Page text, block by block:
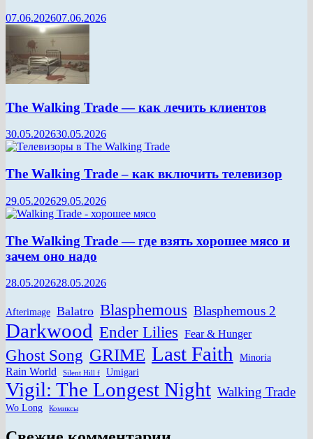
07.06.202607.06.2026
The Walking Trade — как лечить клиентов
30.05.202630.05.2026
The Walking Trade – как включить телевизор
29.05.202629.05.2026
The Walking Trade — где взять хорошее мясо и
зачем оно надо
28.05.202628.05.2026
Afterimage Balatro Blasphemous Blasphemous 2
Darkwood Ender Lilies Fear & Hunger
Ghost Song GRIME Last Faith Minoria
Rain World Silent Hill f Umigari
Vigil: The Longest Night Walking Trade
Wo Long Комиксы